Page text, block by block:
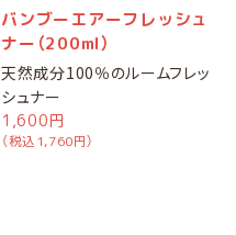
バンブーエアーフレッシュ
ナー（200ml）
天然成分100％のルームフレッ
シュナー
1,600円
（税込1,760円）